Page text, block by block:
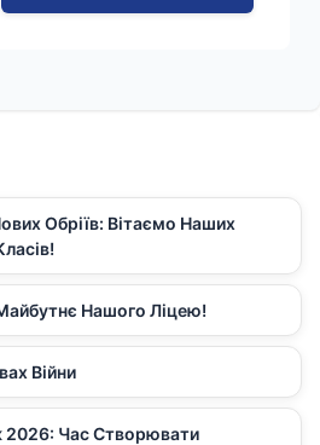
Обріїв: Вітаємо Наших
Нашого Ліцею!
Війни
2026: Час Створювати